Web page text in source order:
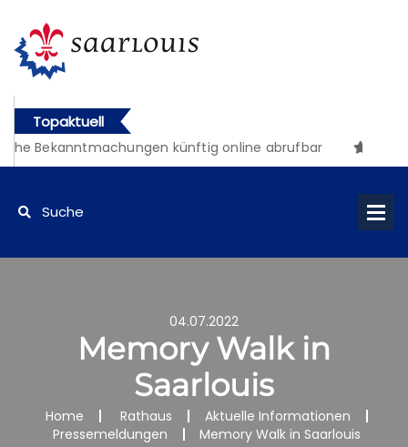
Topaktuell
Bekanntmachungen künftig online abrufbar
04.07.2022
Memory Walk in
Saarlouis
Home Rathaus
Aktuelle Informationen
Pressemeldungen
Memory Walk in Saarlouis